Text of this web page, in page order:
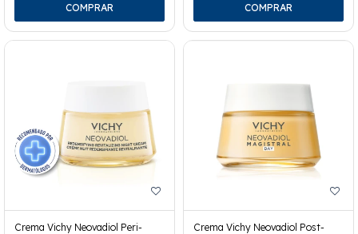
Crema Vichy Neovadiol Peri-
Crema Vichy Neovadiol Post-